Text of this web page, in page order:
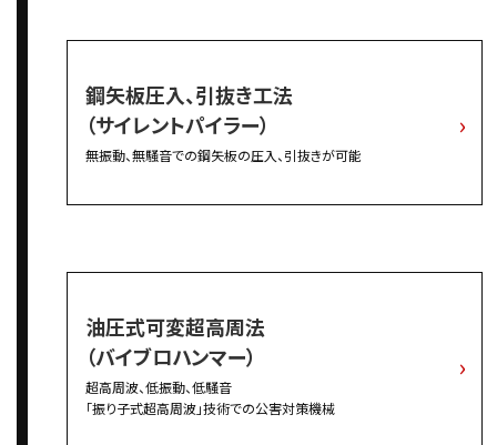
鋼矢板圧入、引抜き工法
（サイレントパイラー）
無振動、無騒音での鋼矢板の圧入、引抜きが可能
油圧式可変超高周法
（バイブロハンマー）
超高周波、低振動、低騒音
「振り子式超高周波」技術での公害対策機械